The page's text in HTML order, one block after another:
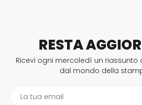
RESTA
Ricevi ogni mercoledì un riassunto
dal mondo della
La tua email